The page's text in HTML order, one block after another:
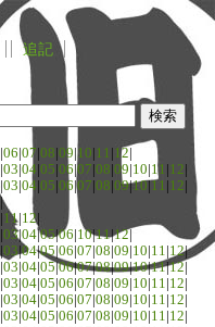
追記
06 07 08 09 10 11 12
03 04 05 06 |07 08 09 10 11 12
03 04 05 06 |07 08 09|10 11 12
|
11 12
03|04|05|06 10|11|12
03|04|05 06 07 08 09 10 11 12|
03 04 05|06|07|08|09|10|11|12
03 04 05 06 07 08 09 10 11 12
03 04 05 06 07 08 09 10 11 12
03 04 05 06 07 08 09 10 11 12